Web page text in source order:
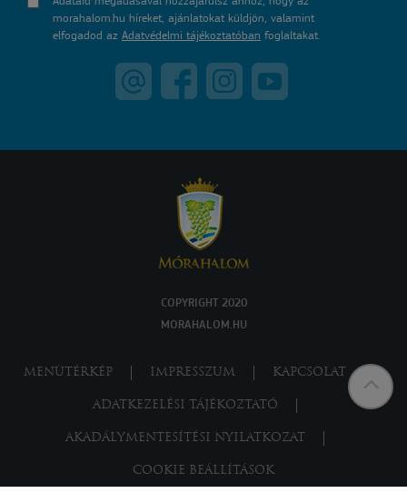
morahalom.hu híreket, ajánlatokat küldjön, valamint
elfogadod az Adatvédelmi tájékoztatóban foglaltakat.
COPYRIGHT 2020
MORAHALOM.HU
MENÜTÉRKÉP IMPRESSZUM KAPCSOLAT
ADATKEZELÉSI TÁJÉKOZTATÓ
AKADÁLYMENTESÍTÉSI NYILATKOZAT
COOKIE BEÁLLÍTÁSOK